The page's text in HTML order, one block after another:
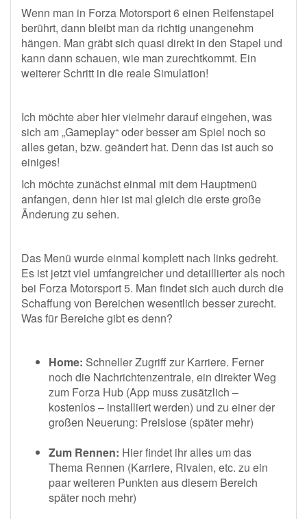
Wenn man in Forza Motorsport 6 einen Reifenstapel
berührt, dann bleibt man da richtig unangenehm
hängen. Man gräbt sich quasi direkt in den Stapel und
kann dann schauen, wie man zurechtkommt. Ein
weiterer Schritt in die reale Simulation!
Ich möchte aber hier vielmehr darauf eingehen, was
sich am „Gameplay“ oder besser am Spiel noch so
alles getan, bzw. geändert hat. Denn das ist auch so
einiges!
Ich möchte zunächst einmal mit dem Hauptmenü
anfangen, denn hier ist mal gleich die erste große
Änderung zu sehen.
Das Menü wurde einmal komplett nach links gedreht.
Es ist jetzt viel umfangreicher und detaillierter als noch
bei Forza Motorsport 5. Man findet sich auch durch die
Schaffung von Bereichen wesentlich besser zurecht.
Was für Bereiche gibt es denn?
Home: Schneller Zugriff zur Karriere. Ferner
noch die Nachrichtenzentrale, ein direkter Weg
zum Forza Hub (App muss zusätzlich –
kostenlos – installiert werden) und zu einer der
großen Neuerung: Preislose (später mehr)
Zum Rennen: Hier findet ihr alles um das
Thema Rennen (Karriere, Rivalen, etc. zu ein
paar weiteren Punkten aus diesem Bereich
später noch mehr)